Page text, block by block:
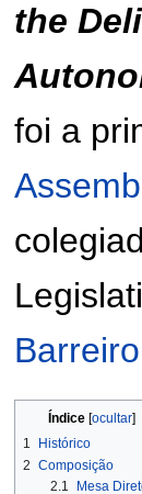
the
foi a
Barreiro
Índice
1
Histórico
2
Composição
2.1
Mesa